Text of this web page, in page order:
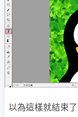
以為這樣就結束